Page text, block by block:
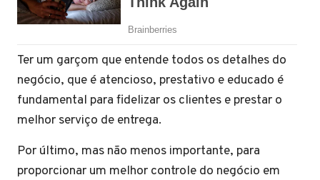
Ter um garçom que entende todos os detalhes do
negócio, que é atencioso, prestativo e educado é
fundamental para fidelizar os clientes e prestar o
melhor serviço de entrega.
Por último, mas não menos importante, para
proporcionar um melhor controle do negócio em